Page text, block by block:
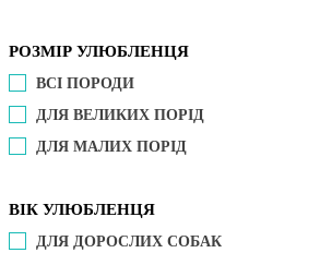
РОЗМІР УЛЮБЛЕНЦЯ
ВСІ ПОРОДИ
ДЛЯ ВЕЛИКИХ ПОРІД
ДЛЯ МАЛИХ ПОРІД
ВІК УЛЮБЛЕНЦЯ
ДЛЯ ДОРОСЛИХ СОБАК